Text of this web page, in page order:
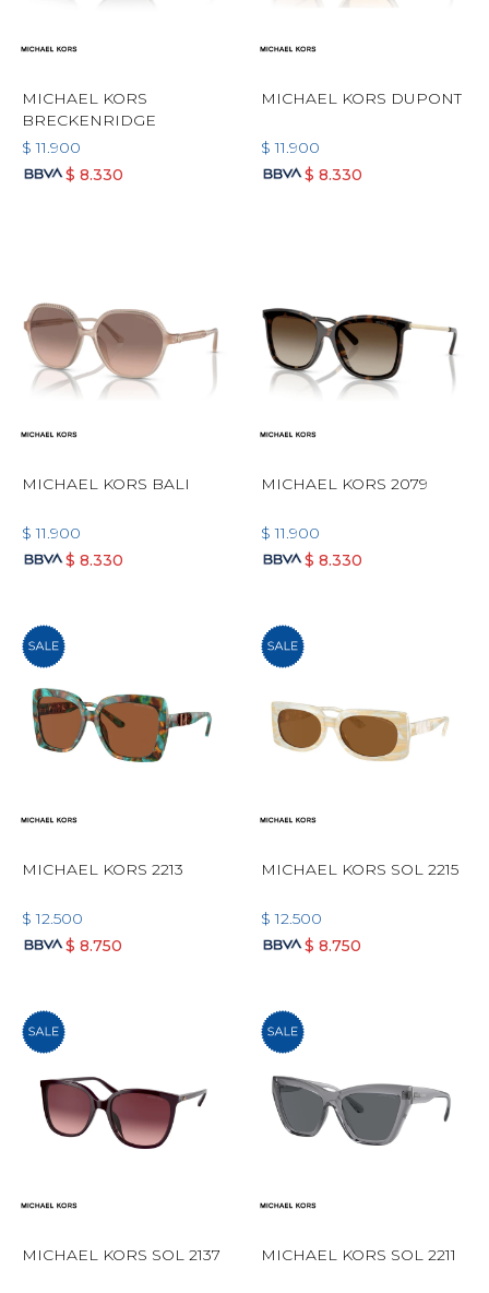
MICHAEL KORS
BRECKENRIDGE
$ 11.900
$ 8.330
MICHAEL KORS DUPONT
$ 11.900
$ 8.330
MICHAEL KORS BALI
$ 11.900
$ 8.330
MICHAEL KORS 2079
$ 11.900
$ 8.330
MICHAEL KORS 2213
$ 12.500
$ 8.750
MICHAEL KORS SOL 2215
$ 12.500
$ 8.750
MICHAEL KORS SOL 2137 MICHAEL KORS SOL 2211